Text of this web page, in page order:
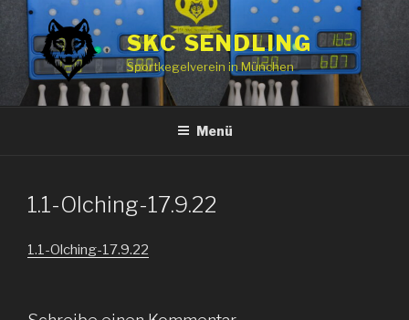
springen
SKC SENDLING
Sportkegelverein in München
Menü
1.1-Olching-17.9.22
1.1-Olching-17.9.22